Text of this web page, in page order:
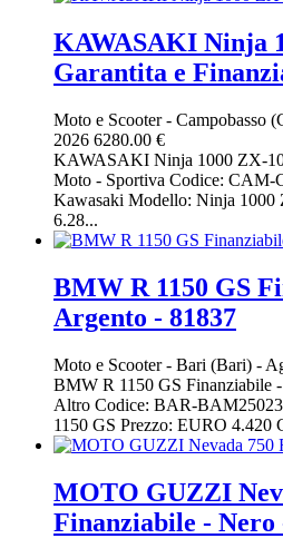
KAWASAKI Ninja
Garantita e
Moto e Scooter- Campobasso
2026 6280.00 €
KAWASAKI Ninja 1000 ZX-
Moto - Sportiva Codice: CAM-
Kawasaki Modello: Ninja 1000
6.28...
BMW R 1150 GS
Argento - 81837
Moto e Scooter- Bari (Bari) -
BMW R 1150 GS Finanziabile
Altro Codice: BAR-
1150 GS Prezzo: EURO 4.420
MOTO GUZZI
Finanziabile - Nero